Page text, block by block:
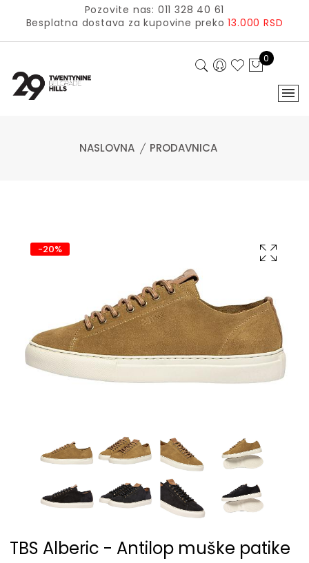
Pozovite nas: 011 328 40 61
Besplatna dostava za kupovine preko13.000 RSD
0
NASLOVNA PRODAVNICA
-20%
TBS Alberic - Antilop muške patike